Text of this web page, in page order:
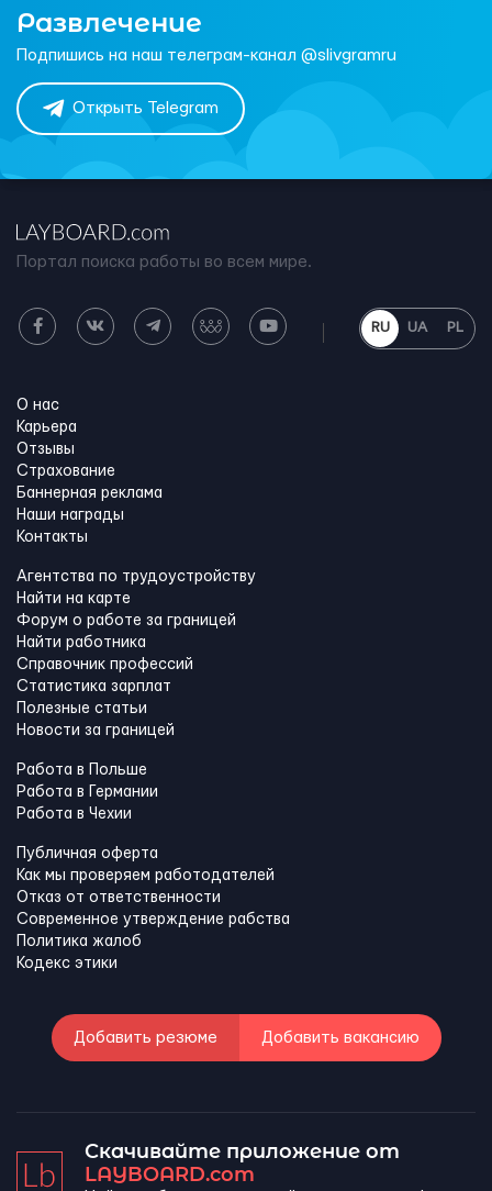
Развлечение
Подпишись на наш телеграм-канал @slivgramru
Открыть Telegram
Портал поиска работы во всем мире.
RU UA PL
О нас
Карьера
Отзывы
Страхование
Баннерная реклама
Наши награды
Контакты
Агентства по трудоустройству
Найти на карте
Форум о работе за границей
Найти работника
Справочник профессий
Статистика зарплат
Полезные статьи
Новости за границей
Работа в Польше
Работа в Германии
Работа в Чехии
Публичная оферта
Как мы проверяем работодателей
Отказ от ответственности
Современное утверждение рабства
Политика жалоб
Кодекс этики
Добавить резюме Добавить вакансию
Скачивайте приложение от
LAYBOARD.com